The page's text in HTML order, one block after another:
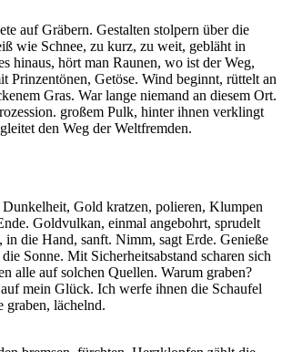
auf Gräbern. Gestalten stolpern über die
wie Schnee, zu kurz, zu weit, gebläht in
hinaus, hört man Raunen, wo ist der Weg,
Prinzentönen, Getöse. Wind beginnt, rüttelt an
Gras. War lange niemand an diesem Ort.
großem Pulk, hinter ihnen verklingt
den Weg der Weltfremden.
Dunkelheit, Gold kratzen, polieren, Klumpen
Goldvulkan, einmal angebohrt, sprudelt
die Hand, sanft. Nimm, sagt Erde. Genieße
Sonne. Mit Sicherheitsabstand scharen sich
alle auf solchen Quellen. Warum graben?
mein Glück. Ich werfe ihnen die Schaufel
graben, lächelnd.